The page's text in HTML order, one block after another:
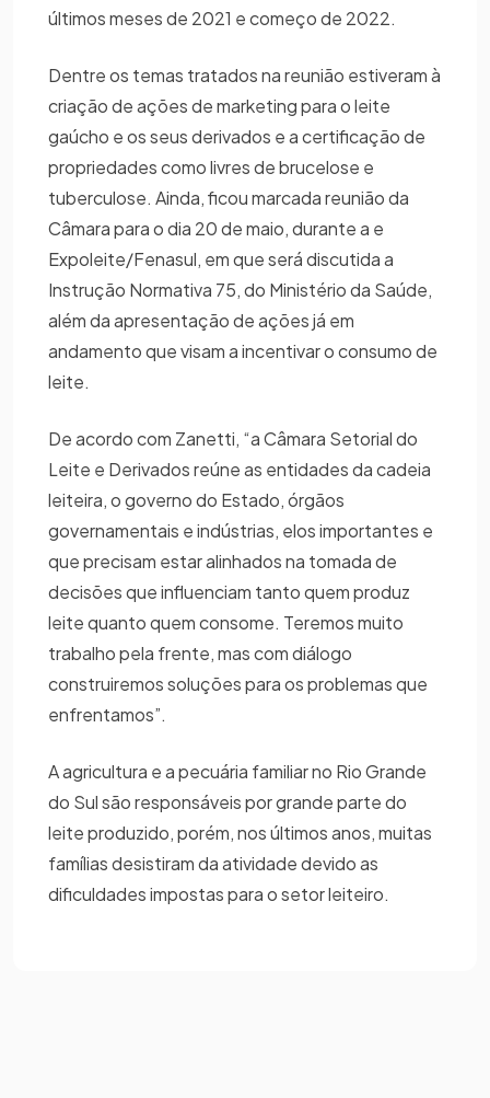
últimos meses de 2021 e começo de 2022.
Dentre os temas tratados na reunião estiveram à
criação de ações de marketing para o leite
gaúcho e os seus derivados e a certificação de
propriedades como livres de brucelose e
tuberculose. Ainda, ficou marcada reunião da
Câmara para o dia 20 de maio, durante a e
Expoleite/Fenasul, em que será discutida a
Instrução Normativa 75, do Ministério da Saúde,
além da apresentação de ações já em
andamento que visam a incentivar o consumo de
leite.
De acordo com Zanetti, “a Câmara Setorial do
Leite e Derivados reúne as entidades da cadeia
leiteira, o governo do Estado, órgãos
governamentais e indústrias, elos importantes e
que precisam estar alinhados na tomada de
decisões que influenciam tanto quem produz
leite quanto quem consome. Teremos muito
trabalho pela frente, mas com diálogo
construiremos soluções para os problemas que
enfrentamos”.
A agricultura e a pecuária familiar no Rio Grande
do Sul são responsáveis por grande parte do
leite produzido, porém, nos últimos anos, muitas
famílias desistiram da atividade devido as
dificuldades impostas para o setor leiteiro.